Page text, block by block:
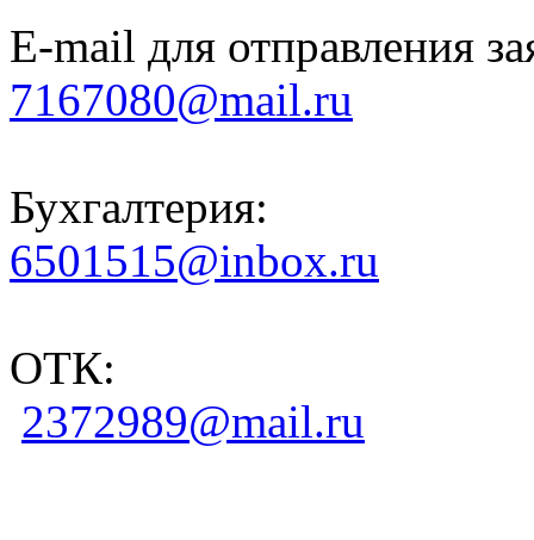
E-mail для отправления
7167080@mail.ru
Бухгалтерия:
6501515@inbox.ru
ОТК:
2372989@mail.ru